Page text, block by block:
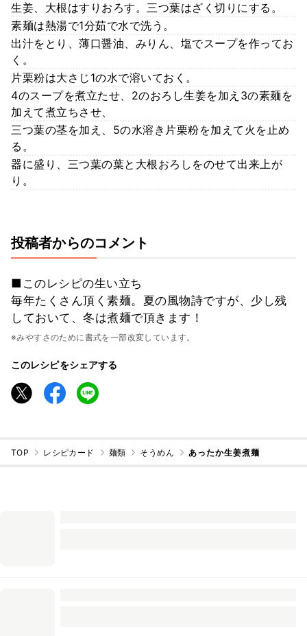
生姜、大根はすりおろす。三つ葉はざく切りにする。
素麺は熱湯で1分茹で水で洗う。
出汁をとり、薄口醤油、みりん、塩でスープを作ってお
く。
片栗粉は大さじ1の水で溶いておく。
4のスープを煮立たせ、2のおろし生姜を加え3の素麺を
加えて煮立ちさせ、
三つ葉の茎を加え、5の水溶き片栗粉を加えて火を止め
る。
器に盛り、三つ葉の葉と大根おろしをのせて出来上が
り。
投稿者からのコメント
■このレシピの生い立ち
毎年たくさん頂く素麺。夏の風物詩ですが、少し残
しておいて、冬は煮麺で頂きます！
※みやすさのために書式を一部改変しています。
このレシピをシェアする
TOP レシピカード 麺類 そうめん あったか生姜煮麺